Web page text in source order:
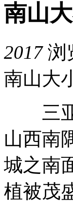
南山
2017浏
南山大
三亚
山西南
城之南
植被茂